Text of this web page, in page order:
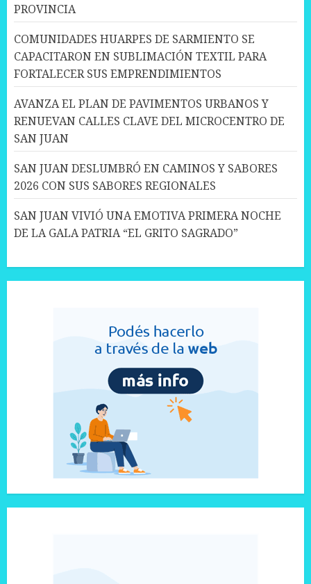
PROVINCIA
COMUNIDADES HUARPES DE SARMIENTO SE
CAPACITARON EN SUBLIMACIÓN TEXTIL PARA
FORTALECER SUS EMPRENDIMIENTOS
AVANZA EL PLAN DE PAVIMENTOS URBANOS Y
RENUEVAN CALLES CLAVE DEL MICROCENTRO DE
SAN JUAN
SAN JUAN DESLUMBRÓ EN CAMINOS Y SABORES
2026 CON SUS SABORES REGIONALES
SAN JUAN VIVIÓ UNA EMOTIVA PRIMERA NOCHE
DE LA GALA PATRIA “EL GRITO SAGRADO”